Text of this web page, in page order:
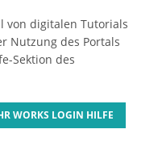
von digitalen Tutorials
Nutzung des Portals
Sektion des
WORKS LOGIN HILFE